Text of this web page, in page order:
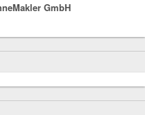
GmbH